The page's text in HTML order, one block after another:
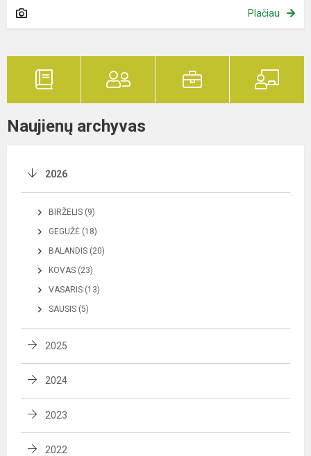
Plačiau
Naujienų archyvas
2026
BIRŽELIS (9)
GEGUŽĖ (18)
BALANDIS (20)
KOVAS (23)
VASARIS (13)
SAUSIS (5)
2025
2024
2023
2022